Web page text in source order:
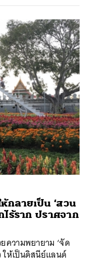
กลายเป็น ‘สวน
ไร้ราก ปราศจาก
ความพยายาม ‘จัด
ให้เป็นดิสนีย์แลนด์
EMAIL